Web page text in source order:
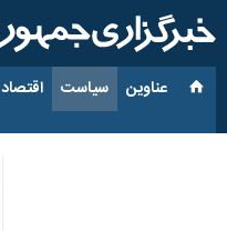
عناوین‌ سیاست اقتصاد